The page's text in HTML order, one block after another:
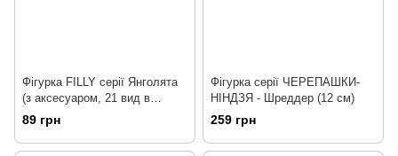
Фігурка FILLY серії Янголята
(з аксесуаром, 21 вид в
асорт.) (D189024-0000)
89 грн
Фігурка серії ЧЕРЕПАШКИ-
НІНДЗЯ - Шреддер (12 см)
259 грн